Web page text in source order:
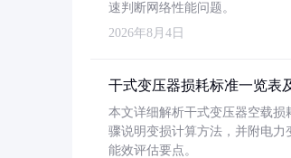
速判断网络性能问题。
2026年8月4日
干式变压器损耗标准一览表
本文详细解析干式变压器空载损
骤说明变损计算方法，并附电力
能效评估要点。